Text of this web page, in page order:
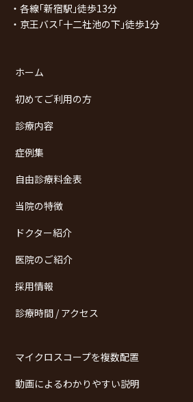
・各線｢新宿駅｣徒歩13分
・京王バス｢十二社池の下｣徒歩1分
ホーム
初めてご利用の方
診療内容
症例集
自由診療料金表
当院の特徴
ドクター紹介
医院のご紹介
採用情報
診療時間 / アクセス
マイクロスコープを複数配置
動画によるわかりやすい説明